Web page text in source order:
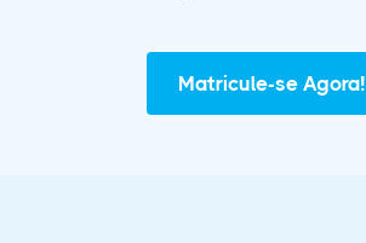
Matricule-se Agora!